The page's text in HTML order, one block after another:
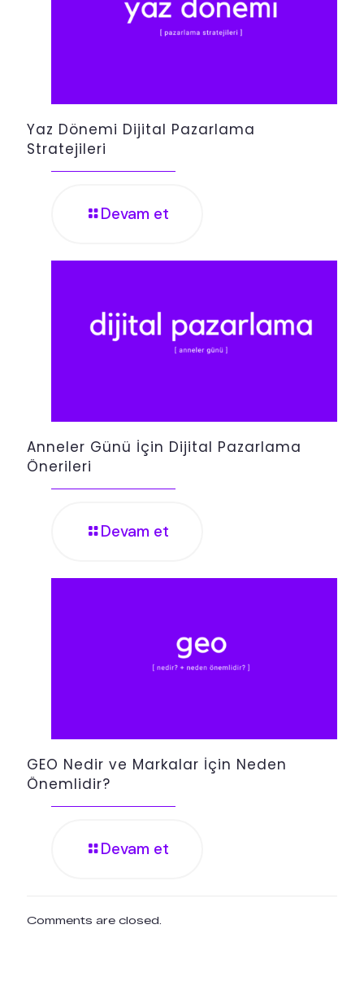
Yaz Dönemi Dijital Pazarlama
Stratejileri
Devam et
Anneler Günü İçin Dijital Pazarlama
Önerileri
Devam et
GEO Nedir ve Markalar İçin Neden
Önemlidir?
Devam et
Comments are closed.